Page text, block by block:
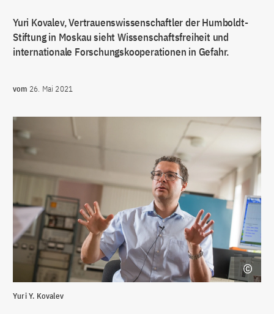
Yuri Kovalev, Vertrauenswissenschaftler der Humboldt-
Stiftung in Moskau sieht Wissenschaftsfreiheit und
internationale Forschungskooperationen in Gefahr.
vom 26. Mai 2021
Yuri Y. Kovalev